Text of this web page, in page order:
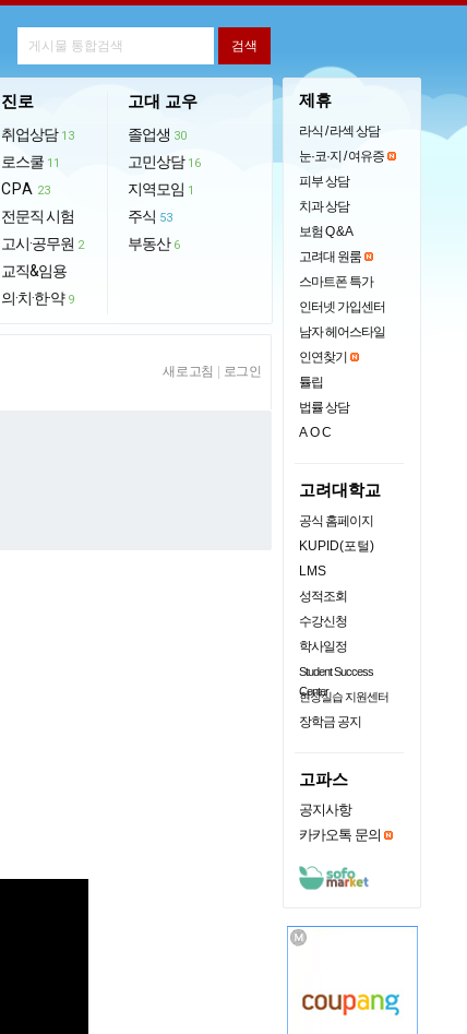
진로
취업상담 13
로스쿨 11
CPA 23
전문직 시험
고시·공무원 2
교직&임용
의·치·한·약 9
고대 교우
졸업생 30
고민상담 16
지역모임 1
주식 53
부동산 6
새로고침 로그인
제휴
라식 / 라섹 상담
눈·코·지 / 여유증
피부 상담
치과 상담
보험 Q & A
고려대 원룸
스마트폰 특가
인터넷 가입센터
남자 헤어스타일
인연찾기
튤립
법률 상담
AOC
고려대학교
공식 홈페이지
KUPID(포털)
LMS
성적조회
수강신청
학사일정
Student Success
Center
현장실습 지원센터
장학금 공지
고파스
공지사항
카카오톡 문의